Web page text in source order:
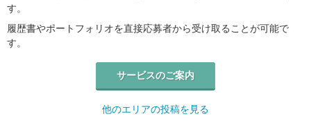
す。
履歴書やポートフォリオを直接応募者から受け取ることが可能で
す。
サービスのご案内
他のエリアの投稿を見る